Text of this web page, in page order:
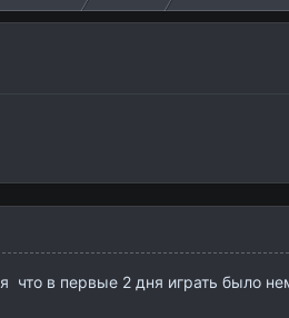
что в первые 2 дня играть было